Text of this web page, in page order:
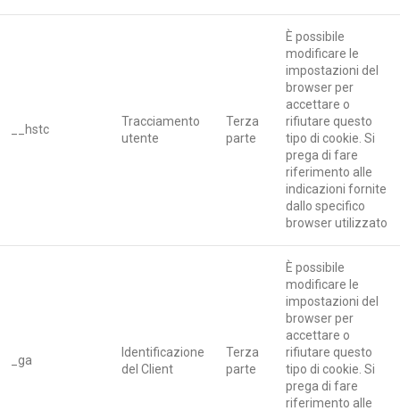
__hstc
Tracciamento
utente
Terza
parte
È possibile
modificare le
impostazioni del
browser per
accettare o
rifiutare questo
tipo di cookie. Si
prega di fare
riferimento alle
indicazioni fornite
dallo specifico
browser utilizzato
_ga
Identificazione
del Client
Terza
parte
È possibile
modificare le
impostazioni del
browser per
accettare o
rifiutare questo
tipo di cookie. Si
prega di fare
riferimento alle